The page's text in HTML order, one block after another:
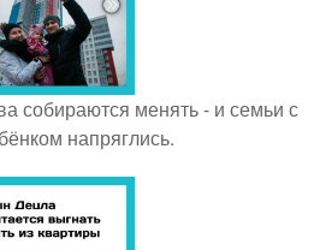
собираются менять - и семьи с
напряглись.